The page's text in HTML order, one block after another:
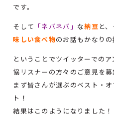
です。
そして 「ネバネバ」 な納豆 と
味しい食べ物のお話もかなり
ということでツイッターでの
協リスナーの方々のご意見を募
まず皆さんが選ぶのベスト・
ト！
結果はこのようになりました！